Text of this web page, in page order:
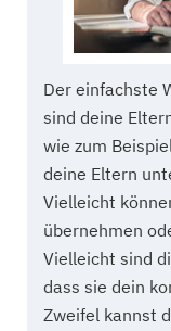
Der einfachste
sind deine
wie zum
deine Eltern
Vielleicht
übernehmen
Vielleicht sind
dass sie dein
Zweifel kannst